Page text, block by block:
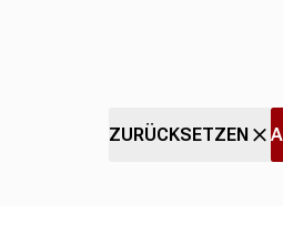
ZURÜCKSETZEN